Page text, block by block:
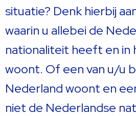
situatie? Denk hierbij
waarin u allebei de
nationaliteit heeft en in
woont. Of een van u/u
Nederland woont en
niet de Nederlandse